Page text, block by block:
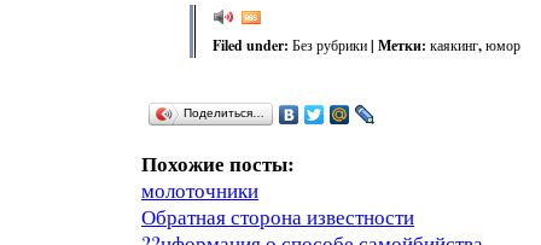
Filed under: Без рубрики| Метки: каякинг,юмор
Поделиться…
Похожие посты:
молоточники
Обратная сторона известности